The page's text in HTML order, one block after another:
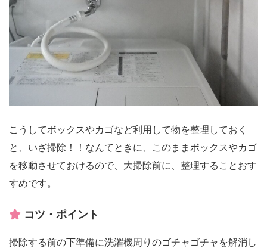
こうしてボックスやカゴなど利用して物を整理しておく
と、いざ掃除！！なんてときに、このままボックスやカゴ
を移動させておけるので、大掃除前に、整理することおす
すめです。
コツ・ポイント
掃除する前の下準備に洗濯機周りのゴチャゴチャを解消し